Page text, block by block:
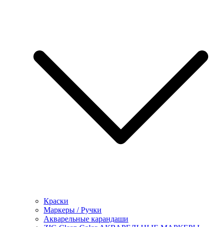
Краски
Маркеры / Ручки
Акварельные карандаши